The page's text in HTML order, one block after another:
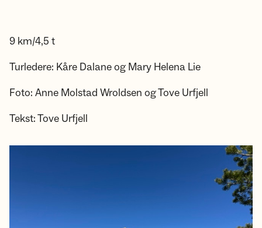
9 km/4,5 t
Turledere: Kåre Dalane og Mary Helena Lie
Foto: Anne Molstad Wroldsen og Tove Urfjell
Tekst: Tove Urfjell